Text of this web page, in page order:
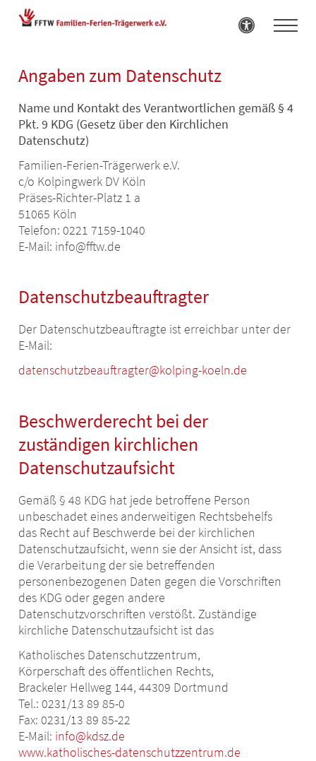
Zum Inhalt springen
Angaben zum Datenschutz
Name und Kontakt des Verantwortlichen gemäß § 4
Pkt. 9 KDG (Gesetz über den Kirchlichen
Datenschutz)
Familien-Ferien-Trägerwerk e.V.
c/o Kolpingwerk DV Köln
Präses-Richter-Platz 1 a
51065 Köln
Telefon: 0221 7159-1040
E-Mail: info@fftw.de
Datenschutzbeauftragter
Der Datenschutzbeauftragte ist erreichbar unter der
E-Mail:
datenschutzbeauftragter@kolping-koeln.de
Beschwerderecht bei der
zuständigen kirchlichen
Datenschutzaufsicht
Gemäß § 48 KDG hat jede betroffene Person
unbeschadet eines anderweitigen Rechtsbehelfs
das Recht auf Beschwerde bei der kirchlichen
Datenschutzaufsicht, wenn sie der Ansicht ist, dass
die Verarbeitung der sie betreffenden
personenbezogenen Daten gegen die Vorschriften
des KDG oder gegen andere
Datenschutzvorschriften verstößt. Zuständige
kirchliche Datenschutzaufsicht ist das
Katholisches Datenschutzzentrum,
Körperschaft des öffentlichen Rechts,
Brackeler Hellweg 144, 44309 Dortmund
Tel.: 0231/13 89 85-0
Fax: 0231/13 89 85-22
E-Mail: info@kdsz.de
www.katholisches-datenschutzzentrum.de